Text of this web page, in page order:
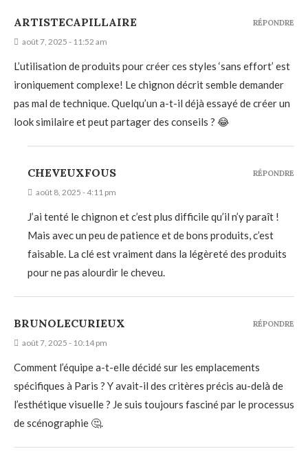
ARTISTECAPILLAIRE
août 7, 2025 - 11:52 am
L’utilisation de produits pour créer ces styles ‘sans effort’ est
ironiquement complexe! Le chignon décrit semble demander
pas mal de technique. Quelqu’un a-t-il déjà essayé de créer un
look similaire et peut partager des conseils ? 😂
RÉPONDRE
CHEVEUXFOUS
août 8, 2025 - 4:11 pm
J’ai tenté le chignon et c’est plus difficile qu’il n’y paraît !
Mais avec un peu de patience et de bons produits, c’est
faisable. La clé est vraiment dans la légèreté des produits
pour ne pas alourdir le cheveu.
RÉPONDRE
BRUNOLECURIEUX
août 7, 2025 - 10:14 pm
Comment l’équipe a-t-elle décidé sur les emplacements
spécifiques à Paris ? Y avait-il des critères précis au-delà de
l’esthétique visuelle ? Je suis toujours fasciné par le processus
de scénographie 🤔.
RÉPONDRE